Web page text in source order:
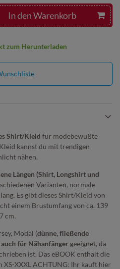
In den Warenkorb
zum Herunterladen
Shirt/Kleid für modebewußte
kannst du mit trendigen
nähen.
Längen (Shirt, Longshirt und
Varianten, normale
Es gibt dieses Shirt/Kleid von
einem Brustumfang von ca. 139
cm.
Modal (dünne, fließende
auch für Nähanfänger geeignet, da
ist. Das eBOOK enthält die
XXXL ACHTUNG: Ihr kauft hier